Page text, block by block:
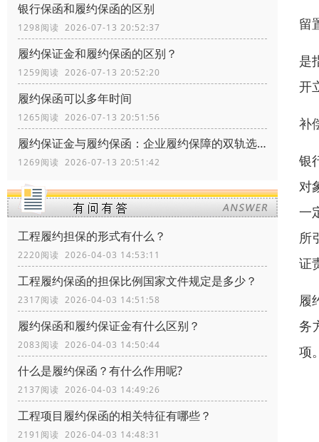
银行保函和履约保函的区别
1298阅读 2026-07-13 20:52:37
履约保证金和履约保函的区别？
1259阅读 2026-07-13 20:52:20
履约保函可以多年时间
1265阅读 2026-07-13 20:51:56
履约保证金与履约保函：企业履约保障的双轨选择
1269阅读 2026-07-13 20:51:42
工程履约担保的形式有什么？
2220阅读 2026-04-03 14:53:11
工程履约保函的担保比例国家文件规定是多少？
2317阅读 2026-04-03 14:51:58
履约保函和履约保证金有什么区别？
2083阅读 2026-04-03 14:50:44
什么是履约保函？有什么作用呢?
2137阅读 2026-04-03 14:49:26
工程项目履约保函的相关特征有哪些？
2191阅读 2026-04-03 14:48:31
留
是
开
补
银
对
一
所
证
履
务
项